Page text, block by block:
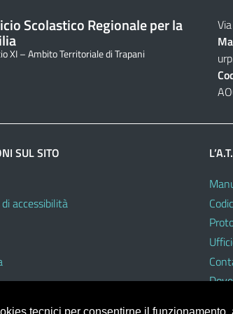
Scolastico Regionale per la
XI – Ambito Territoriale di Trapani
SUL SITO
accessibilità
tecnici per consentirne il